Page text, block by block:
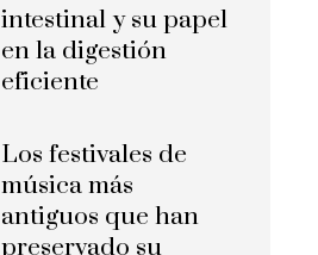
intestinal y su papel
en la digestión
eficiente
Los festivales de
música más
antiguos que han
preservado su